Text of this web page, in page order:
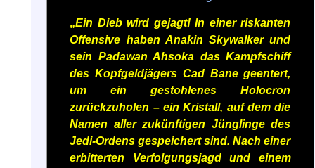
„Ein Dieb wird gejagt! In einer riskanten
Offensive haben Anakin Skywalker und
sein Padawan Ahsoka das Kampfschiff
des Kopfgeldjägers Cad Bane geentert,
um ein gestohlenes Holocron
zurückzuholen – ein Kristall, auf dem die
Namen aller zukünftigen Jünglinge des
Jedi-Ordens gespeichert sind. Nach einer
erbitterten Verfolgungsjagd und einem